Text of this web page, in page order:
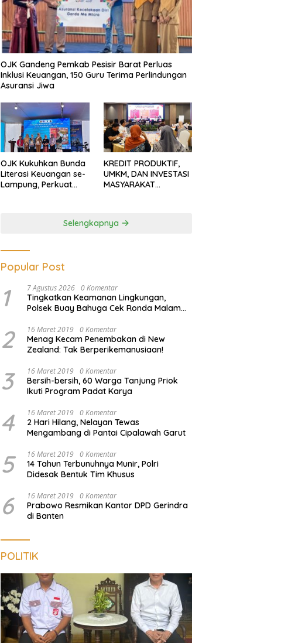
OJK Gandeng Pemkab Pesisir Barat Perluas
Inklusi Keuangan, 150 Guru Terima Perlindungan
Asuransi Jiwa
OJK Kukuhkan Bunda
Literasi Keuangan se-
Lampung, Perkuat
KREDIT PRODUKTIF,
UMKM, DAN INVESTASI
MASYARAKAT
Selengkapnya
Popular Post
1 7 Agustus 2026 0 Komentar
Tingkatkan Keamanan Lingkungan,
Polsek Buay Bahuga Cek Ronda Malam
2 16 Maret 2019 0 Komentar
Menag Kecam Penembakan di New
Zealand: Tak Berperikemanusiaan!
3 16 Maret 2019 0 Komentar
Bersih-bersih, 60 Warga Tanjung Priok
Ikuti Program Padat Karya
4 16 Maret 2019 0 Komentar
2 Hari Hilang, Nelayan Tewas
Mengambang di Pantai Cipalawah Garut
5 16 Maret 2019 0 Komentar
14 Tahun Terbunuhnya Munir, Polri
Didesak Bentuk Tim Khusus
6 16 Maret 2019 0 Komentar
Prabowo Resmikan Kantor DPD Gerindra
di Banten
POLITIK